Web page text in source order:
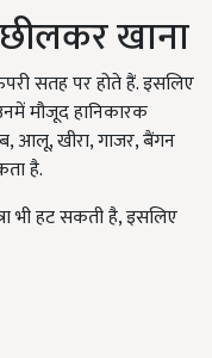
खाना
सतह पर होते हैं. इसलिए
मौजूद हानिकारक
आलू, खीरा, गाजर, बैंगन
है.
भी हट सकती है, इसलिए